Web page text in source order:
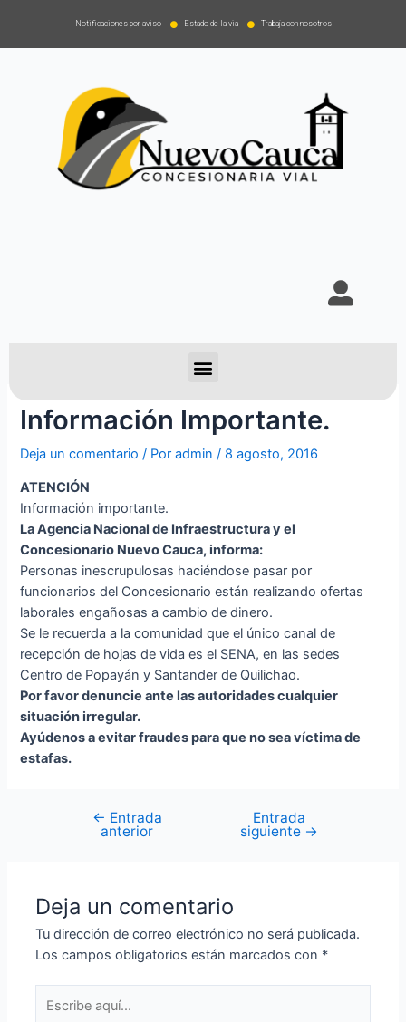
Notificaciones por aviso Estado de la via Trabaja con nosotros
Información Importante.
Deja un comentario / Poradmin / 8 agosto, 2016
ATENCIÓN
Información importante.
La Agencia Nacional de Infraestructura y el
Concesionario Nuevo Cauca, informa:
Personas inescrupulosas haciéndose pasar por
funcionarios del Concesionario están realizando ofertas
laborales engañosas a cambio de dinero.
Se le recuerda a la comunidad que el único canal de
recepción de hojas de vida es el SENA, en las sedes
Centro de Popayán y Santander de Quilichao.
Por favor denuncie ante las autoridades cualquier
situación irregular.
Ayúdenos a evitar fraudes para que no sea víctima de
estafas.
← Entrada
anterior
Entrada
siguiente →
Deja un comentario
Tu dirección de correo electrónico no será publicada.
Los campos obligatorios están marcados con *